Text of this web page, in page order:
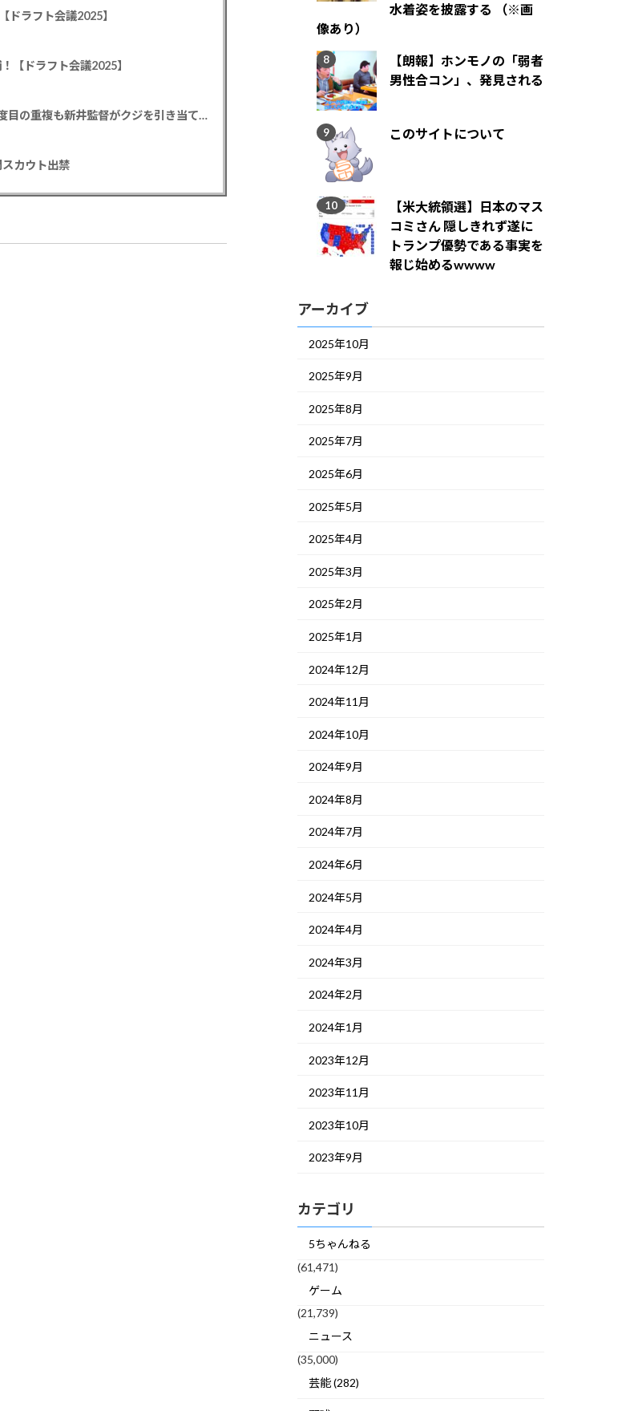
ドラフト会議2025】
【ドラフト会議2025】
カープドラ1平川蓮！187cmのスイッチヒッター！立石正広を外し2度目の重複も新井監督がクジを引き当てる！【ドラフト会議2025】
カウト出禁
水着姿を披露する （※画
像あり）
【朗報】ホンモノの「弱者
男性合コン」、発見される
このサイトについて
【米大統領選】日本のマス
コミさん 隠しきれず遂に
トランプ優勢である事実を
報じ始めるwwww
アーカイブ
2025年10月
2025年9月
2025年8月
2025年7月
2025年6月
2025年5月
2025年4月
2025年3月
2025年2月
2025年1月
2024年12月
2024年11月
2024年10月
2024年9月
2024年8月
2024年7月
2024年6月
2024年5月
2024年4月
2024年3月
2024年2月
2024年1月
2023年12月
2023年11月
2023年10月
2023年9月
カテゴリ
5ちゃんねる
(61,471)
ゲーム
(21,739)
ニュース
(35,000)
芸能 (282)